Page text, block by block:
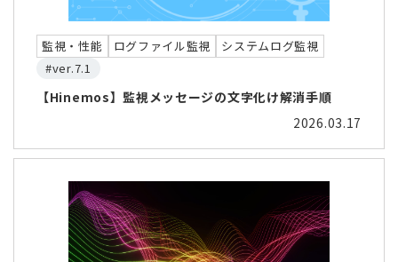
監視・性能 ログファイル監視
システムログ監視
#ver.7.1
【Hinemos】監視メッセージの文字化け解消手順
2026.03.17